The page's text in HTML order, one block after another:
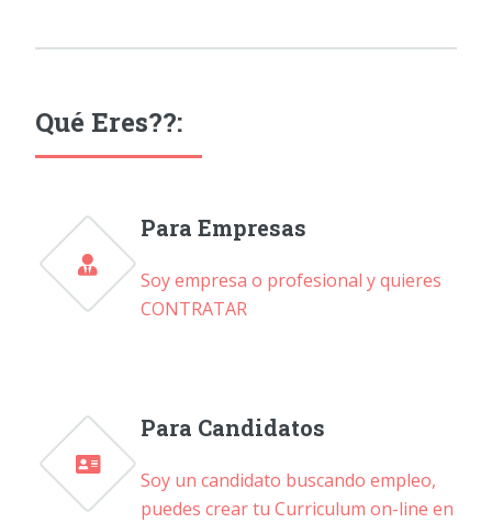
Qué Eres??:
Para Empresas
Soy empresa o profesional y quieres
CONTRATAR
Para Candidatos
Soy un candidato buscando empleo,
puedes crear tu Curriculum on-line en